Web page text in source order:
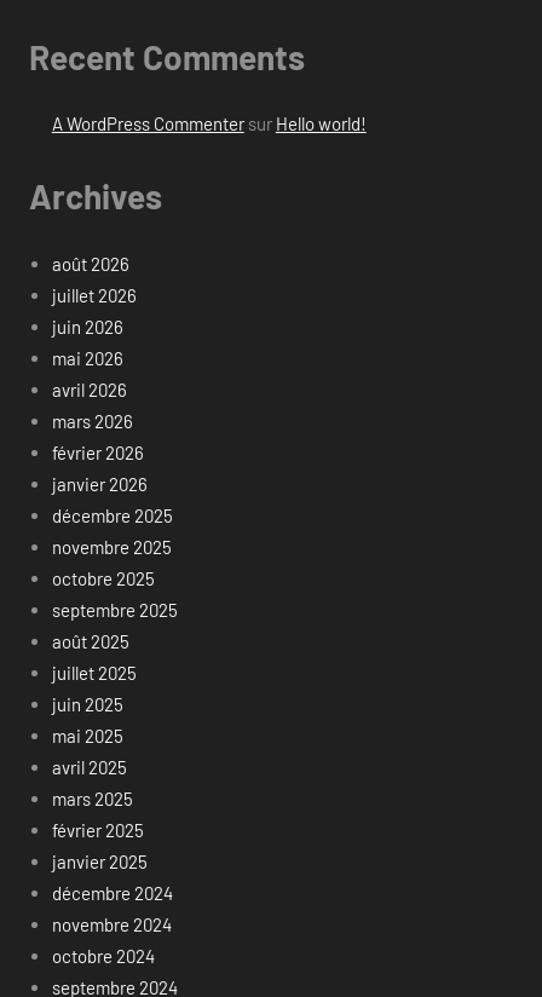
Recent Comments
A WordPress Commentersur Hello world!
Archives
août 2026
juillet 2026
juin 2026
mai 2026
avril 2026
mars 2026
février 2026
janvier 2026
décembre 2025
novembre 2025
octobre 2025
septembre 2025
août 2025
juillet 2025
juin 2025
mai 2025
avril 2025
mars 2025
février 2025
janvier 2025
décembre 2024
novembre 2024
octobre 2024
septembre 2024